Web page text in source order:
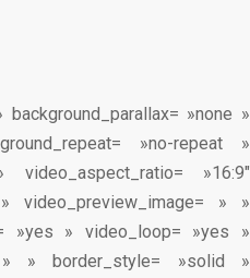
»none »
»no-repeat »
»16:9″
» »
»yes » video_loop= »yes »
» border_style= »solid »